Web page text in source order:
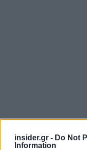
insider.gr - Do Not
Information